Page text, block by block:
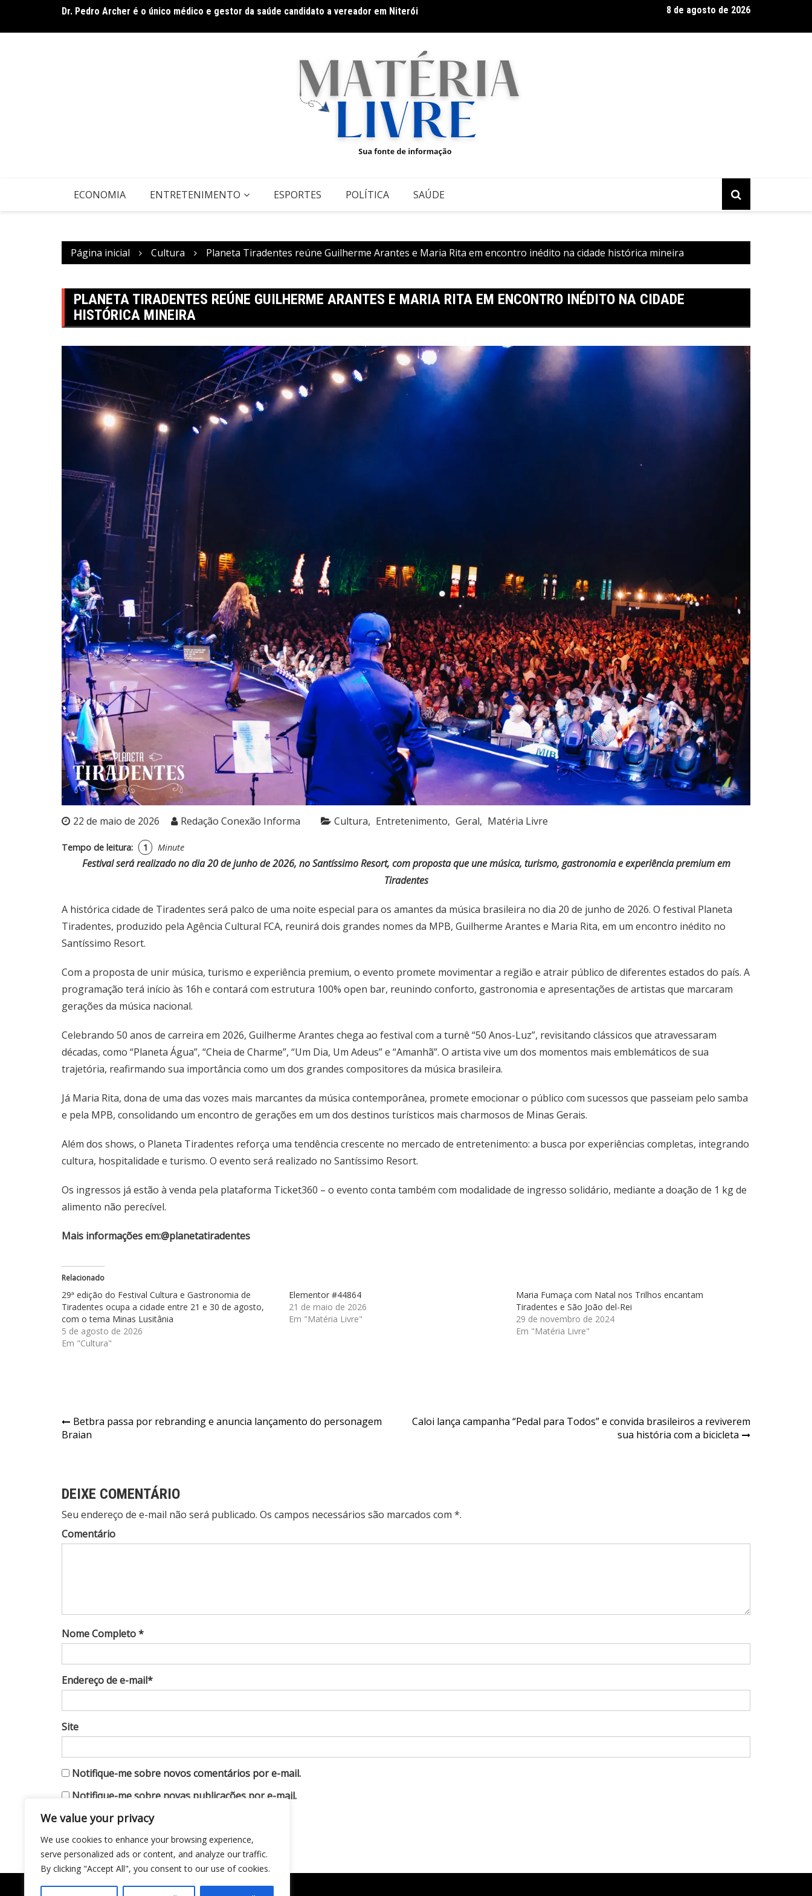
We value your privacy
We use cookies to enhance your browsing experience,
serve personalized ads or content, and analyze our traffic.
By clicking "Accept All", you consent to our use of cookies.
o
Documentário CONTRACENA foi exibido na UFU, no Grupontapé e no CEU Shopping Park
Hot Wheels Monster Trucks Live™ confirma Belo Horizonte na turnê
8 de agosto de 2026
ECONOMIA ENTRETENIMENTO ESPORTES POLÍTICA SAÚDE
Página inicial Cultura Planeta Tiradentes reúne Guilherme Arantes e Maria Rita em encontro inédito na cidade histórica mineira
PLANETA TIRADENTES REÚNE GUILHERME ARANTES E MARIA RITA EM ENCONTRO INÉDITO NA CIDADE
HISTÓRICA MINEIRA
22 de maio de 2026 Redação Conexão Informa Cultura Entretenimento Geral Matéria Livre
Tempo de leitura: 1 Minute
Festival será realizado no dia 20 de junho de 2026, no Santíssimo Resort, com proposta que une música, turismo, gastronomia e experiência premium em
Tiradentes
A histórica cidade de Tiradentes será palco de uma noite especial para os amantes da música brasileira no dia 20 de junho de 2026. O festival Planeta
Tiradentes, produzido pela Agência Cultural FCA, reunirá dois grandes nomes da MPB, Guilherme Arantes e Maria Rita, em um encontro inédito no
Santíssimo Resort.
Com a proposta de unir música, turismo e experiência premium, o evento promete movimentar a região e atrair público de diferentes estados do país. A
programação terá início às 16h e contará com estrutura 100% open bar, reunindo conforto, gastronomia e apresentações de artistas que marcaram
gerações da música nacional.
Celebrando 50 anos de carreira em 2026, Guilherme Arantes chega ao festival com a turnê “50 Anos-Luz”, revisitando clássicos que atravessaram
décadas, como “Planeta Água”, “Cheia de Charme”, “Um Dia, Um Adeus” e “Amanhã”. O artista vive um dos momentos mais emblemáticos de sua
trajetória, reafirmando sua importância como um dos grandes compositores da música brasileira.
Já Maria Rita, dona de uma das vozes mais marcantes da música contemporânea, promete emocionar o público com sucessos que passeiam pelo samba
e pela MPB, consolidando um encontro de gerações em um dos destinos turísticos mais charmosos de Minas Gerais.
Além dos shows, o Planeta Tiradentes reforça uma tendência crescente no mercado de entretenimento: a busca por experiências completas, integrando
cultura, hospitalidade e turismo. O evento será realizado no Santíssimo Resort.
Os ingressos já estão à venda pela plataforma Ticket360 – o evento conta também com modalidade de ingresso solidário, mediante a doação de 1 kg de
alimento não perecível.
Mais informações em:@planetatiradentes
Relacionado
29ª edição do Festival Cultura e Gastronomia de
Tiradentes ocupa a cidade entre 21 e 30 de agosto,
com o tema Minas Lusitânia
5 de agosto de 2026
Em "Cultura"
Elementor #44864
21 de maio de 2026
Em "Matéria Livre"
Maria Fumaça com Natal nos Trilhos encantam
Tiradentes e São João del-Rei
29 de novembro de 2024
Em "Matéria Livre"
Navegação
de
Betbra passa por rebranding e anuncia lançamento do personagem
Braian
Caloi lança campanha “Pedal para Todos” e convida brasileiros a reviverem
sua história com a bicicleta
DEIXE COMENTÁRIO
Seu endereço de e-mail não será publicado. Os campos necessários são marcados com *.
Comentário
Nome Completo *
Endereço de e-mail*
Site
Notifique-me sobre novos comentários por e-mail.
Notifique-me sobre novas publicações por e-mail.